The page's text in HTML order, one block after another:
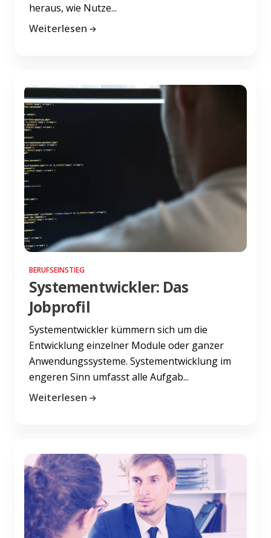
heraus, wie Nutze...
Weiterlesen
BERUFSEINSTIEG
Systementwickler: Das
Jobprofil
Systementwickler kümmern sich um die
Entwicklung einzelner Module oder ganzer
Anwendungssysteme. Systementwicklung im
engeren Sinn umfasst alle Aufgab...
Weiterlesen